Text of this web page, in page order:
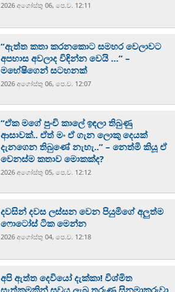
2026 අගෝස්‍තු 06, පෙ.ව. 12:11
“ඇත්ත කතා කරනකොට සමහර වෙලාවට
අපහාස අවලාද විඳින්න වෙයි …” –
මහේෂිගෙන් සටහනක්
2026 අගෝස්‍තු 06, පෙ.ව. 12:07
“ඒක මගේ පුංචි කාලේ ඉඳලා තිබුණු
ආසාවක්.. ඒත් මං ඒ ගැන ලොකු දෙයක්
දැනගෙන තිබුණේ නැහැ..” – නෙත්මි කියූ ඒ
වෙනස්ම කතාව මොකක්ද?
2026 අගෝස්‍තු 05, පෙ.ව. 12:12
දවසින් දවස ලස්සන වෙන පියුමිගේ අලුත්ම
ෆොටෝස් ටික මෙන්න
2026 අගෝස්‍තු 04, පෙ.ව. 12:18
අපි ඇත්ත දෙවියෝ දැක්කා! විශ්මිත